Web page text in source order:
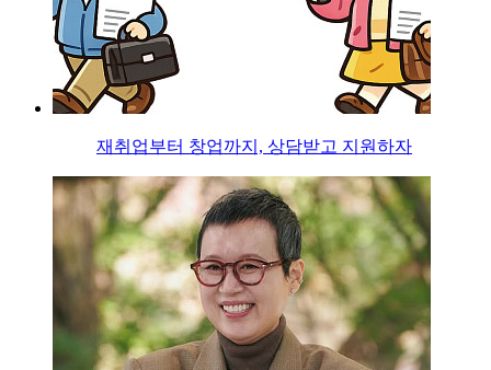
재취업부터 창업까지, 상담받고 지원하자